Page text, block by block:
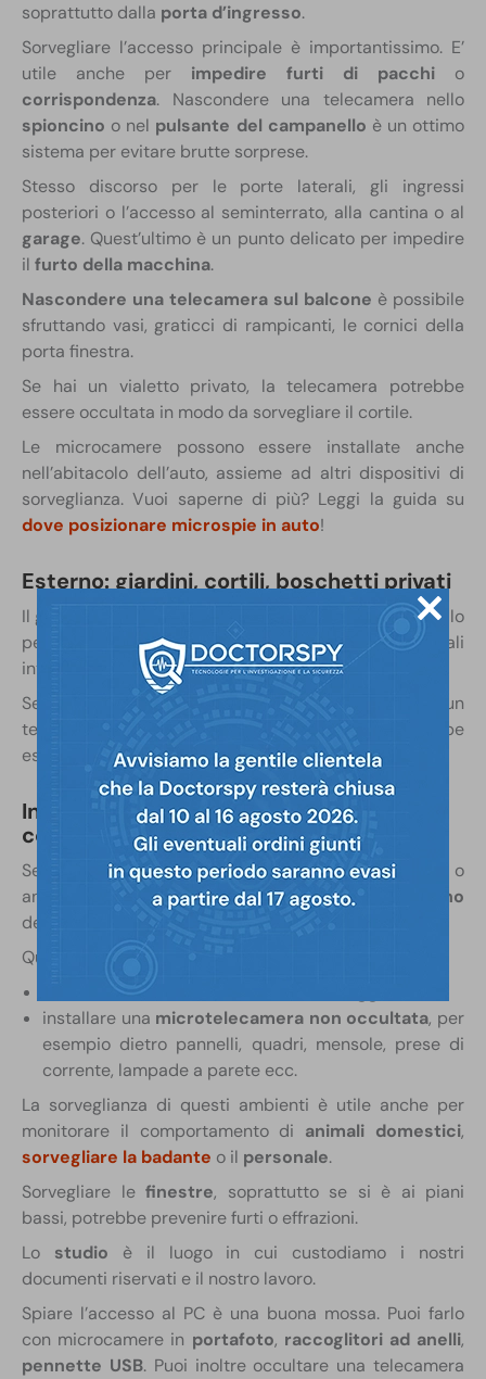
soprattutto dalla porta d’ingresso.
Sorvegliare l’accesso principale è importantissimo. E’
utile anche per impedire furti di pacchi o
corrispondenza. Nascondere una telecamera nello
spioncino o nel pulsante del campanello è un ottimo
sistema per evitare brutte sorprese.
Stesso discorso per le porte laterali, gli ingressi
posteriori o l’accesso al seminterrato, alla cantina o al
garage. Quest’ultimo è un punto delicato per impedire
il furto della macchina.
Nascondere una telecamera sul balcone è possibile
sfruttando vasi, graticci di rampicanti, le cornici della
porta finestra.
Se hai un vialetto privato, la telecamera potrebbe
essere occultata in modo da sorvegliare il cortile.
Le microcamere possono essere installate anche
nell’abitacolo dell’auto, assieme ad altri dispositivi di
sorveglianza. Vuoi saperne di più? Leggi la guida su
dove posizionare microspie in auto!
Esterno: giardini, cortili, boschetti privati
Il giardino
è un luogo cruciale. Va tenuto sotto controllo
per monitorare chiunque guardi la casa, potenziali
intrusi, bambini o animali.
Se il giardino è in realtà un’area più ampia (per es. un
terreno coltivato, un boschetto o un podere), potrebbe
essere opportuno l’installazione difototrappole
Interno: il soggiorno, la cucina, le aree
comuni e di passaggio (scale, corridoi)
Se la tua esigenza è sorvegliare bambini, babysitter o
anziani, gli ambienti come lacucinao il
soggiorno
della tua abitazione, sono fondamentali.
Qui puoi scegliere:
usare unamicrocamera nascosta in oggetti
installare una microtelecamera non occultata, per
esempio dietro pannelli, quadri, mensole, prese di
corrente, lampade a parete ecc.
La sorveglianza di questi ambienti è utile anche per
monitorare il comportamento di animali domestici,
sorvegliare la badante o il personale.
Sorvegliare le finestre, soprattutto se si è ai piani
bassi, potrebbe prevenire furti o effrazioni.
Lo studio è il luogo in cui custodiamo i nostri
documenti riservati e il nostro lavoro.
Spiare l’accesso al PC è una buona mossa. Puoi farlo
con microcamere in portafoto, raccoglitori ad anelli,
pennette USB. Puoi inoltre occultare una telecamera